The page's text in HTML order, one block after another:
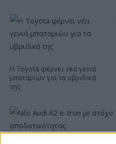
Η Toyota φέρνει νέα γενιά
μπαταριών για τα υβριδικά
της